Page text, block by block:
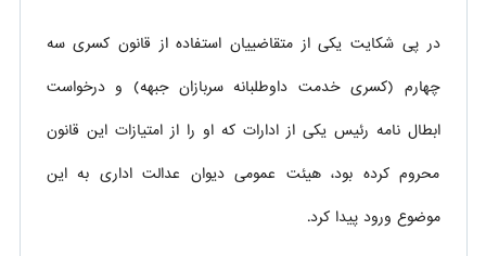
در پی شکایت یکی از متقاضییان استفاده از قانون کسری سه
چهارم (کسری خدمت داوطلبانه سربازان جبهه) و درخواست
ابطال نامه رئیس یکی از ادارات که او را از امتیازات این قانون
محروم کرده بود، هیئت عمومی دیوان عدالت اداری به این
موضوع ورود پیدا کرد.